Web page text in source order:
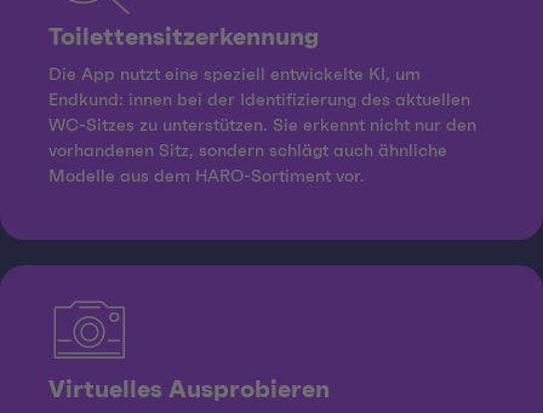
Toilettensitzerkennung
Die App nutzt eine speziell entwickelte KI, um
Endkund: innen bei der Identifizierung des aktuellen
WC-Sitzes zu unterstützen. Sie erkennt nicht nur den
vorhandenen Sitz, sondern schlägt auch ähnliche
Modelle aus dem HARO-Sortiment vor.
Virtuelles Ausprobieren